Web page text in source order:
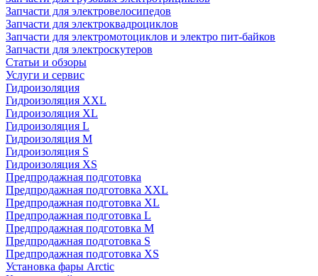
Запчасти для электровелосипедов
Запчасти для электроквадроциклов
Запчасти для электромотоциклов и электро пит-байков
Запчасти для электроскутеров
Статьи и обзоры
Услуги и сервис
Гидроизоляция
Гидроизоляция XXL
Гидроизоляция XL
Гидроизоляция L
Гидроизоляция M
Гидроизоляция S
Гидроизоляция XS
Предпродажная подготовка
Предпродажная подготовка XXL
Предпродажная подготовка XL
Предпродажная подготовка L
Предпродажная подготовка M
Предпродажная подготовка S
Предпродажная подготовка XS
Установка фары Arctic